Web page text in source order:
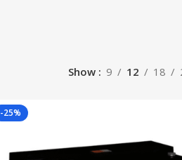
Show 9 12 18
-25%